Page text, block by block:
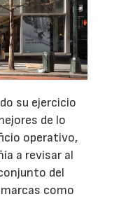
su ejercicio
de lo
operativo,
a revisar al
del
como